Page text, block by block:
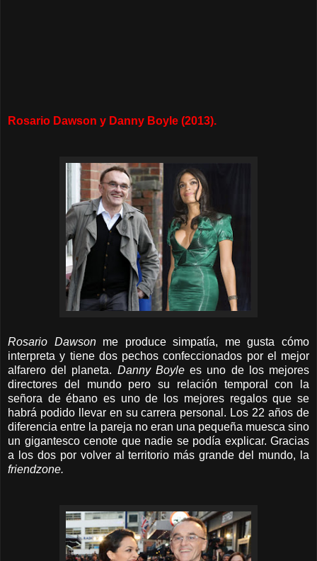
Rosario Dawson y Danny Boyle (2013).
Rosario Dawsonme produce simpatía, me gusta cómo
interpreta y tiene dos pechos confeccionados por el mejor
alfarero del planeta. Danny Boylees uno de los mejores
directores del mundo pero su relación temporal con la
señora de ébano es uno de los mejores regalos que se
habrá podido llevar en su carrera personal. Los 22 años de
diferencia entre la pareja no eran una pequeña muesca sino
un gigantesco cenote que nadie se podía explicar. Gracias
a los dos por volver al territorio más grande del mundo, la
friendzone.